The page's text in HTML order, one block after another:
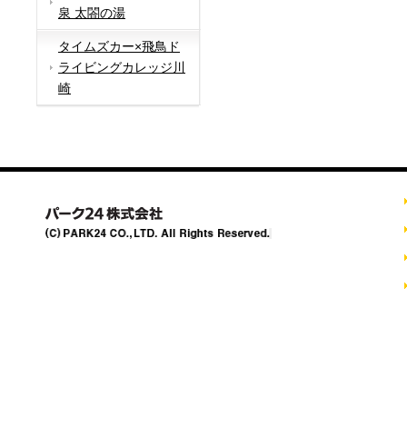
泉 太閤の湯
タイムズカー×飛鳥ド
ライビングカレッジ川
崎